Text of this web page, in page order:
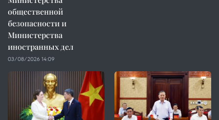
общественной
безопасности и
Министерства
иностранных дел
03/08/2026 14:09